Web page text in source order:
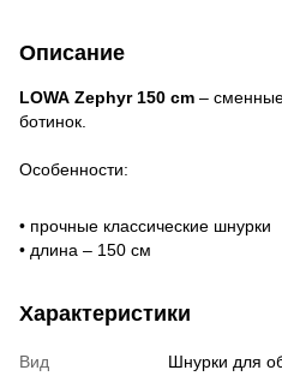
Описание
LOWA Zephyr 150 cm –
ботинок.
Особенности:
• прочные классические шнурки
• длина – 150 см
Характеристики
Вид
Шнурки для